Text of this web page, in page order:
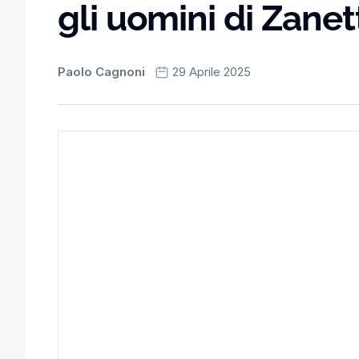
gli uomini di
Paolo Cagnoni 29 Aprile 2025